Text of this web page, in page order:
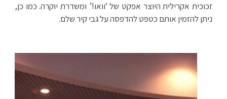
זכוכית אקרילית היוצר אפקט של ‘וואו!’ ומשדרת יוקרה. כמו כן,
ניתן להזמין אותם כטפט להדפסה על גבי קיר שלם.